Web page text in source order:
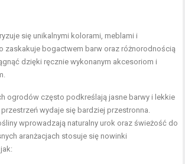
się unikalnymi kolorami, meblami i
zaskakuje bogactwem barw oraz różnorodnością
dzięki ręcznie wykonanym akcesoriom i
ogrodów często podkreślają jasne barwy i lekkie
wydaje się bardziej przestronna.
wprowadzają naturalny urok oraz świeżość do
aranżacjach stosuje się nowinki